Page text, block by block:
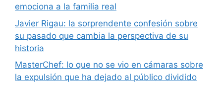
emociona a la familia real
Javier Rigau: la sorprendente confesión sobre
su pasado que cambia la perspectiva de su
historia
MasterChef: lo que no se vio en cámaras sobre
la expulsión que ha dejado al público dividido